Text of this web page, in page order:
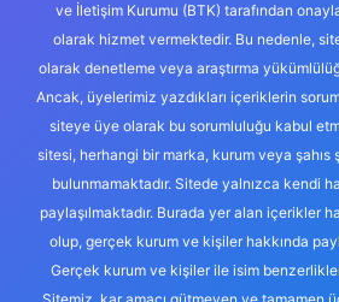
ve İletişim Kurumu (BTK) tarafından
olarak hizmet vermektedir. Bu nedenle,
olarak denetleme veya araştırma
Ancak, üyelerimiz yazdıkları içeriklerin
siteye üye olarak bu sorumluluğu kabul
sitesi, herhangi bir marka, kurum veya şahıs
bulunmamaktadır. Sitede yalnızca kendi
paylaşılmaktadır. Burada yer alan içerikler
olup, gerçek kurum ve kişiler hakkında
Gerçek kurum ve kişiler ile isim